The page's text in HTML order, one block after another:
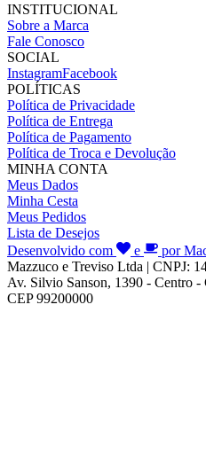
INSTITUCIONAL
Sobre a Marca
Fale Conosco
SOCIAL
InstagramFacebook
POLÍTICAS
Política de Privacidade
Política de Entrega
Política de Pagamento
Política de Troca e Devolução
MINHA CONTA
Meus Dados
Minha Cesta
Meus Pedidos
Lista de Desejos
Desenvolvido com
e
por
Mazzuco e Treviso Ltda | CNPJ:
Av. Silvio Sanson, 1390 - Centro
CEP 99200000